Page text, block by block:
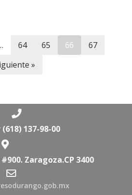
64 65 66
67
»
137-98-00
Zaragoza.CP 3400